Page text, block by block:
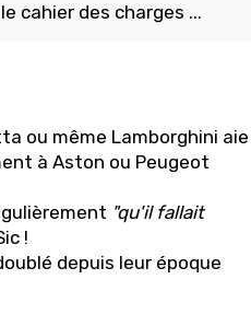
cahier des charges ...
ou même Lamborghini aie
à Aston ou Peugeot
"qu'il fallait
!
depuis leur époque